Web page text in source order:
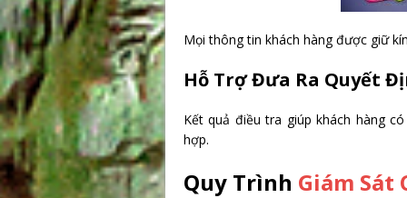
Mọi thông tin khách hàng được giữ
Hỗ Trợ Đưa Ra Quyết
Kết quả điều tra giúp khách hàng
hợp.
Quy Trình Giám Sát